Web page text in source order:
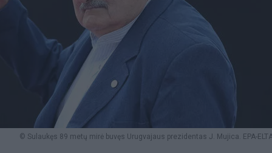
© Sulaukęs 89 metų mirė buvęs Urugvajaus prezidentas J. Mujica. EPA-